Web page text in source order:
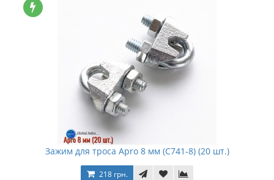
Зажим для троса Apro 8 мм (C741-8) (20 шт.)
218 грн.